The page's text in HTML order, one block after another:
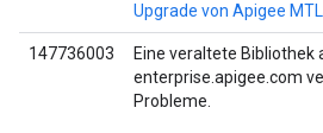
Upgrade von Apigee
147736003
Eine veraltete Bibliothek
enterprise.apigee.com
Probleme.